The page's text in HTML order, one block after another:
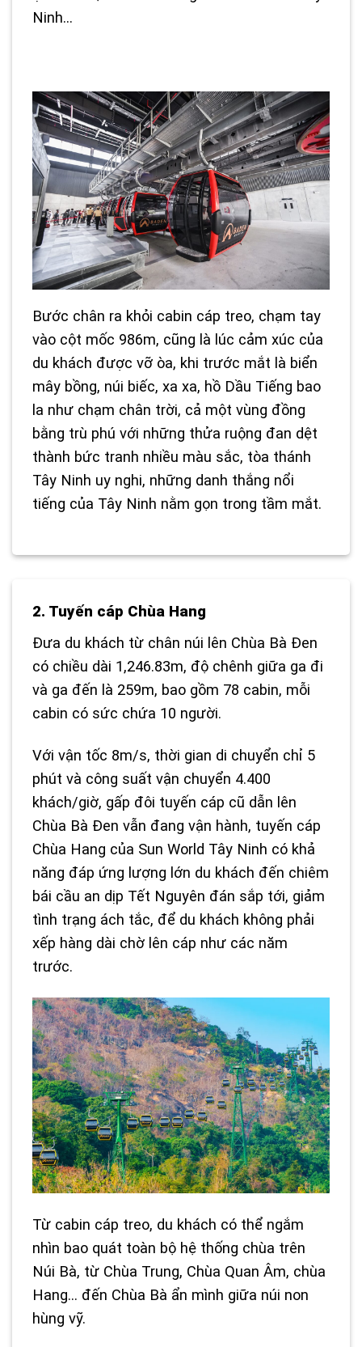
Ninh…
Bước chân ra khỏi cabin cáp treo, chạm tay
vào cột mốc 986m, cũng là lúc cảm xúc của
du khách được vỡ òa, khi trước mắt là biển
mây bồng, núi biếc, xa xa, hồ Dầu Tiếng bao
la như chạm chân trời, cả một vùng đồng
bằng trù phú với những thửa ruộng đan dệt
thành bức tranh nhiều màu sắc, tòa thánh
Tây Ninh uy nghi, những danh thắng nổi
tiếng của Tây Ninh nằm gọn trong tầm mắt.
2. Tuyến cáp Chùa Hang
Đưa du khách từ chân núi lên Chùa Bà Đen
có chiều dài 1,246.83m, độ chênh giữa ga đi
và ga đến là 259m, bao gồm 78 cabin, mỗi
cabin có sức chứa 10 người.
Với vận tốc 8m/s, thời gian di chuyển chỉ 5
phút và công suất vận chuyển 4.400
khách/giờ, gấp đôi tuyến cáp cũ dẫn lên
Chùa Bà Đen vẫn đang vận hành, tuyến cáp
Chùa Hang của Sun World Tây Ninh có khả
năng đáp ứng lượng lớn du khách đến chiêm
bái cầu an dịp Tết Nguyên đán sắp tới, giảm
tình trạng ách tắc, để du khách không phải
xếp hàng dài chờ lên cáp như các năm
trước.
Từ cabin cáp treo, du khách có thể ngắm
nhìn bao quát toàn bộ hệ thống chùa trên
Núi Bà, từ Chùa Trung, Chùa Quan Âm, chùa
Hang… đến Chùa Bà ẩn mình giữa núi non
hùng vỹ.